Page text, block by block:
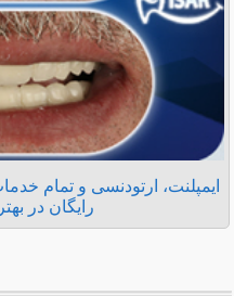
ایمپلنت، ارتودنسی و تمام
رایگان در